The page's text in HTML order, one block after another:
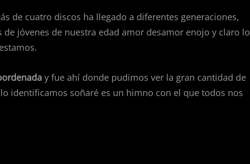
de cuatro discos ha llegado a diferentes generaciones,
jóvenes de nuestra edad amor desamor enojo y claro lo
y fue ahí donde pudimos ver la gran cantidad de
identificamos soñaré es un himno con el que todos nos